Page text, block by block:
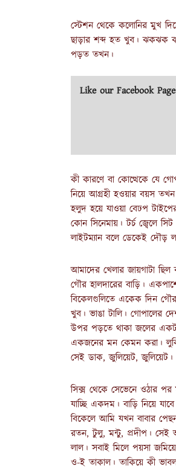
স্টেশন থেকে কলোনির মুখ
ছাড়ার শব্দ হত খুব। ঝকঝক
পড়ত তখন।
Like our Facebook Page
কী কারণে বা কোত্থেকে যে
নিয়ে আগ্রহী হওয়ার বয়স
হলুদ হয়ে যাওয়া বেঢপ
কোন সিনেমায়। টর্চ জ্বেলে
লাইটম্যান বলে ডেকেই দৌড়
আমাদের খেলার জায়গাটা
গৌর হালদারের বাড়ি।
বিকেলগুলিতে একেক দিন
খুব। ভাঙা টালি। গোপালের
উপর পড়তে থাকা জলের
একজনের মন কেমন করা।
সেই ডাক, জুলিয়েট, জুলিয়েট।
সিক্স থেকে সেভেনে ওঠার
যাচ্ছি একদম। বাড়ি নিয়ে
বিকেলে আমি যখন বাবার
রতন, টুলু, মন্টু, প্রদীপ। সেই
লাল। সবাই মিলে পয়সা
ও-ই তাকাল। তাকিয়ে কী